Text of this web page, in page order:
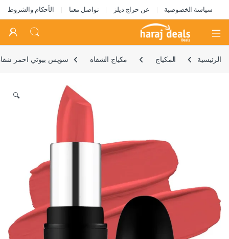
سياسة الخصوصية عن حراج ديلز تواصل معنا الأحكام والشروط
Open
الرئيسية المكياج مكياج الشفاه سويس بيوتي احمر شفاه
🔍